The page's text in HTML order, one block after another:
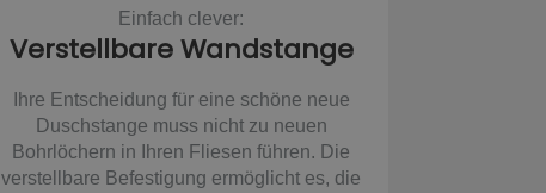
Einfach clever:
Verstellbare Wandstange
Ihre Entscheidung für eine schöne neue
Duschstange muss nicht zu neuen
Bohrlöchern in Ihren Fliesen führen. Die
verstellbare Befestigung ermöglicht es, die